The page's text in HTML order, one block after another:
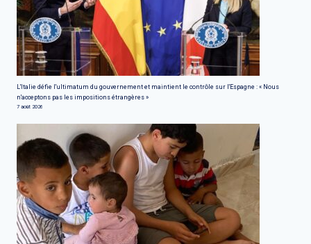
L'Italie défie l'ultimatum du gouvernement et maintient le contrôle sur l'Espagne : « Nous
n'acceptons pas les impositions étrangères »
7 août 2026